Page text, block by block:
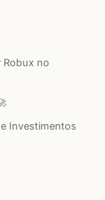
Robux no
Investimentos